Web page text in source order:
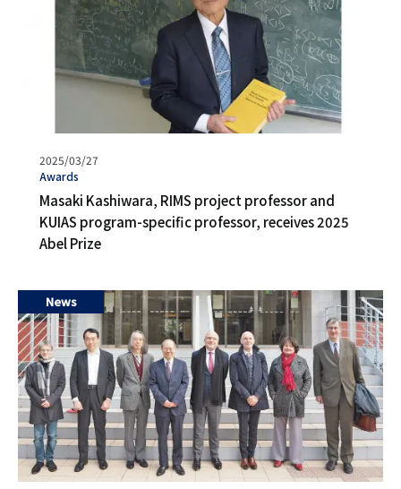
발
행
일
2025/03/27
タ
グ
Awards
Masaki Kashiwara, RIMS project professor and
KUIAS program-specific professor, receives 2025
Abel Prize
News